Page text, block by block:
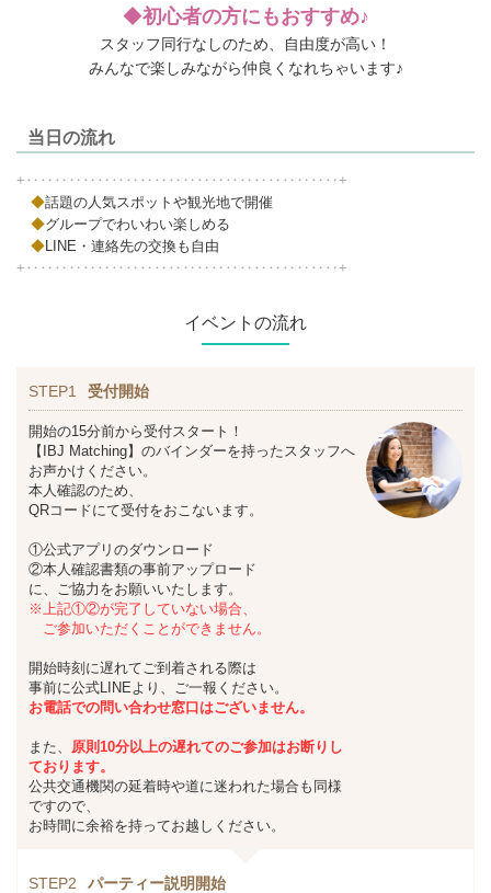
◆初心者の方にもおすすめ♪
スタッフ同行なしのため、自由度が高い！
みんなで楽しみながら仲良くなれちゃいます♪
当日の流れ
+‥‥‥‥‥‥‥‥‥‥‥‥‥‥‥‥‥‥‥‥‥‥+
◆話題の人気スポットや観光地で開催
◆グループでわいわい楽しめる
◆LINE・連絡先の交換も自由
+‥‥‥‥‥‥‥‥‥‥‥‥‥‥‥‥‥‥‥‥‥‥+
イベントの流れ
STEP1 受付開始
開始の15分前から受付スタート！
【IBJ Matching】のバインダーを持ったスタッフへ
お声かけください。
本人確認のため、
QRコードにて受付をおこないます。
①公式アプリのダウンロード
②本人確認書類の事前アップロード
に、ご協力をお願いいたします。
※上記①②が完了していない場合、
ご参加いただくことができません。
開始時刻に遅れてご到着される際は
事前に公式LINEより、ご一報ください。
お電話での問い合わせ窓口はございません。
また、 原則10分以上の遅れてのご参加はお断りし
ております。
公共交通機関の延着時や道に迷われた場合も同様
ですので、
お時間に余裕を持ってお越しください。
STEP2 パーティー説明開始